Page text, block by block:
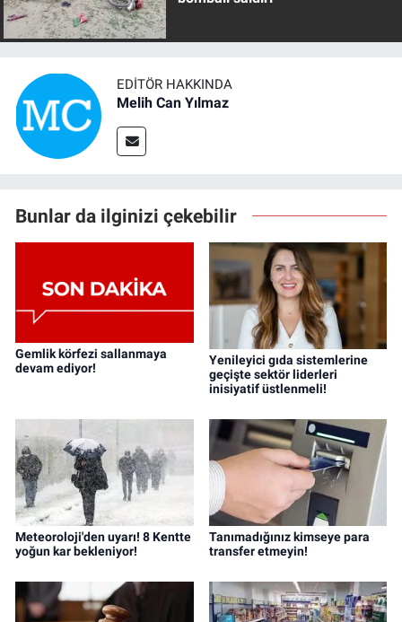
EDITÖR HAKKINDA
Melih Can Yılmaz
Bunlar da ilginizi çekebilir
Gemlik körfezi sallanmaya
devam ediyor!
Yenileyici gıda sistemlerine
geçişte sektör liderleri
inisiyatif üstlenmeli!
Meteoroloji'den uyarı! 8 Kentte
yoğun kar bekleniyor!
Tanımadığınız kimseye para
transfer etmeyin!